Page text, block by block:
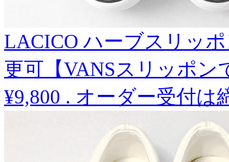
LACICO ハーブスリッ
更可【VANSスリッポン
¥9,800 . オーダー受付は